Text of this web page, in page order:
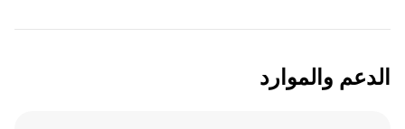
الدعم والموارد